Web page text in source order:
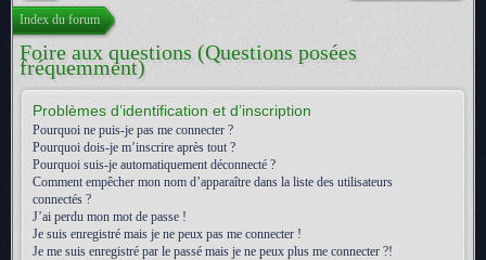
Index du forum
Foire aux questions (Questions posées
fréquemment)
Problèmes d’identification et d’inscription
Pourquoi ne puis-je pas me connecter ?
Pourquoi dois-je m’inscrire après tout ?
Pourquoi suis-je automatiquement déconnecté ?
Comment empêcher mon nom d’apparaître dans la liste des utilisateurs
connectés ?
J’ai perdu mon mot de passe !
Je suis enregistré mais je ne peux pas me connecter !
Je me suis enregistré par le passé mais je ne peux plus me connecter ?!